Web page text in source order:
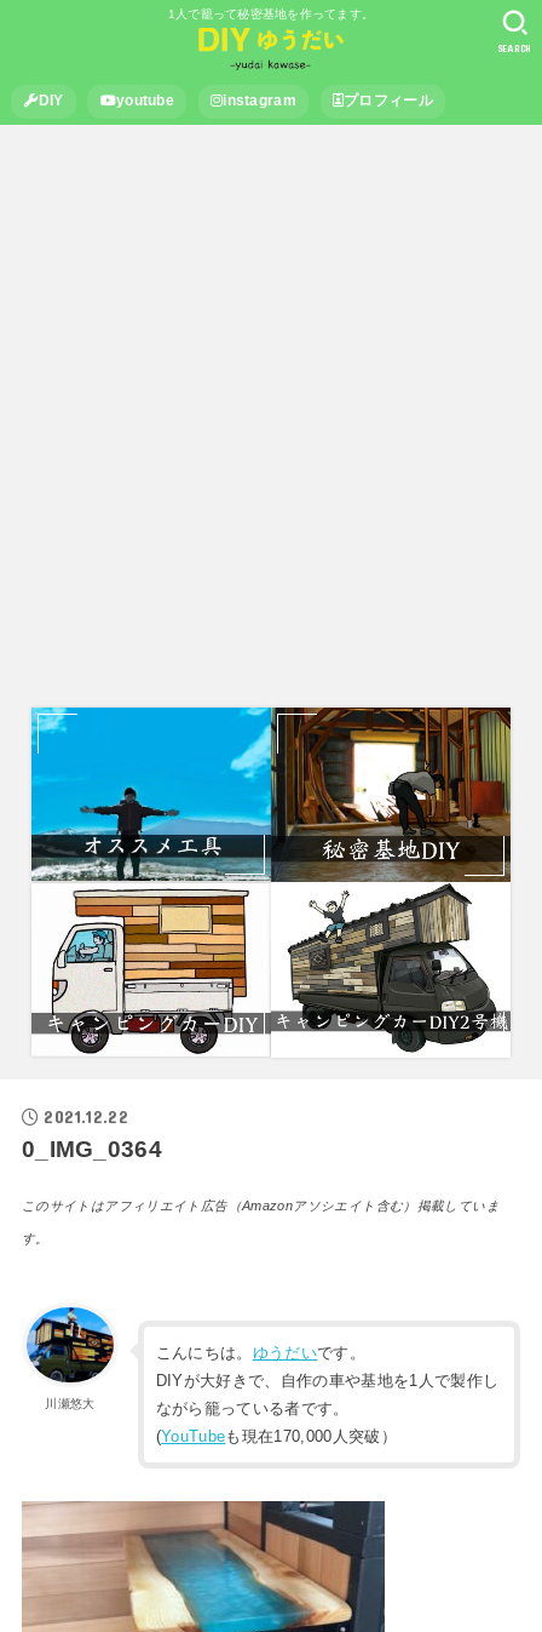
1人で籠って秘密基地を作ってます。
DIY youtube instagram プロフィール
SEARCH
2021.12.22
0_IMG_0364
このサイトはアフィリエイト広告（Amazonアソシエイト含む）掲載していま
す。
川瀬悠大
こんにちは。 ゆうだいです。
DIYが大好きで、自作の車や基地を1人で製作し
ながら籠っている者です。
(YouTubeも現在170,000人突破）